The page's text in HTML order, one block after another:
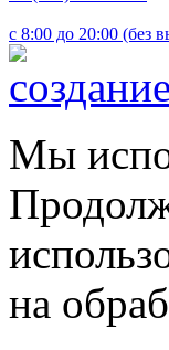
с 8:00 до 20:00 (без
Мы
на